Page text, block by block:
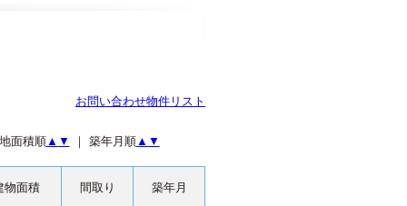
お問い合わせ物件リスト
面積順▲ ▼ ｜ 築年月順▲ ▼
物面積 間取り 築年月